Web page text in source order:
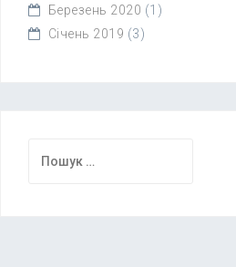
Березень 2020 (1)
Січень 2019 (3)